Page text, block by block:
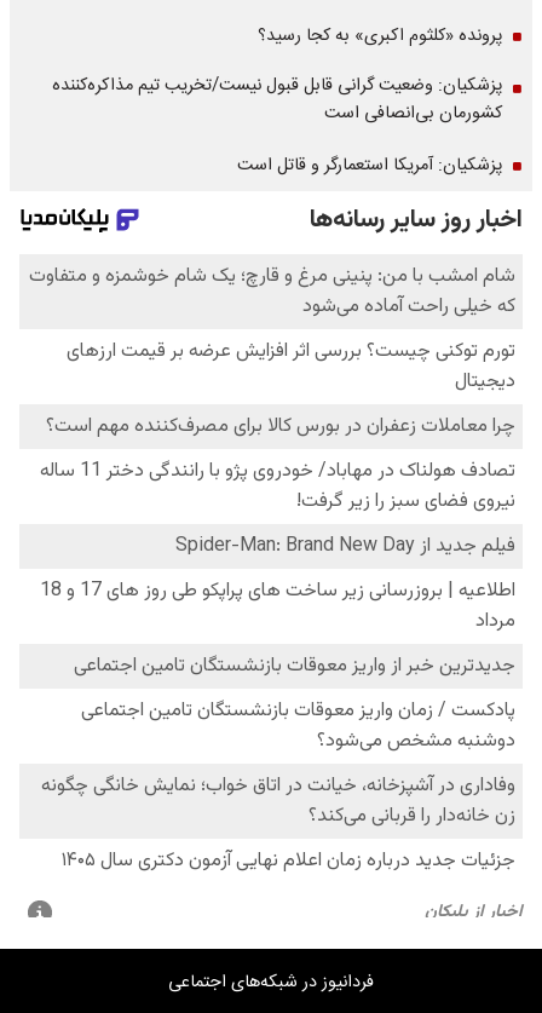
پرونده «کلثوم اکبری» به کجا رسید؟
پزشکیان: وضعیت گرانی قابل قبول نیست/تخریب تیم مذاکره‌کننده
کشورمان بی‌انصافی است
پزشکیان: آمریکا استعمارگر و قاتل است
فردانیوز در شبکه‌های اجتماعی